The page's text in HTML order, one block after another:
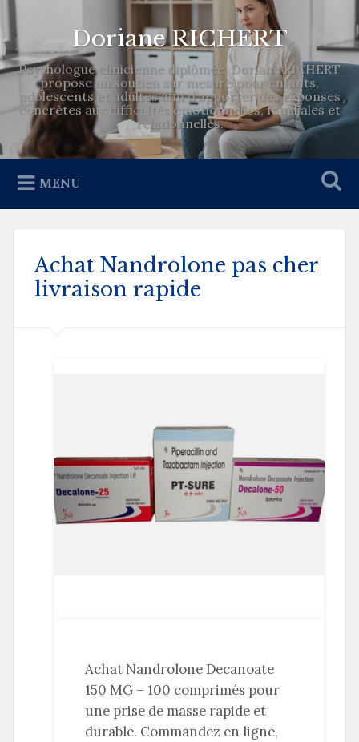
Doriane RICHERT
Psychologue clinicienne diplômée, Doriane RICHERT
propose un soutien sur mesure pour enfants,
adolescents et adultes afin d’apporter des réponses
concrètes aux difficultés émotionnelles, familiales et
relationnelles.
MENU
Achat Nandrolone pas cher
livraison rapide
Achat Nandrolone Decanoate
150 MG – 100 comprimés pour
une prise de masse rapide et
durable. Commandez en ligne,